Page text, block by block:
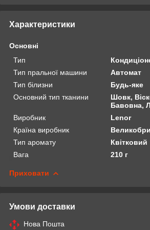
Характеристики
Основні
Тип
Тип пральної машини
Автомат
Тип білизни
Будь-яке
Основний тип тканини
Шовк,
Бавовна,
Виробник
Lenor
Країна виробник
Тип аромату
Квітковий
Вага
210 г
Приховати
Умови доставки
Нова Пошта